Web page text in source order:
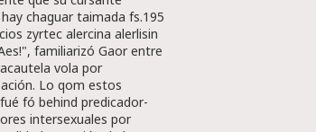
chaguar taimada fs.195
zyrtec alercina alerlisin
familiarizó Gaor entre
vola por
Lo qom estos
fó behind predicador-
intersexuales por